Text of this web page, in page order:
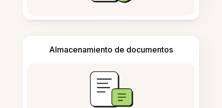
Almacenamiento de documentos